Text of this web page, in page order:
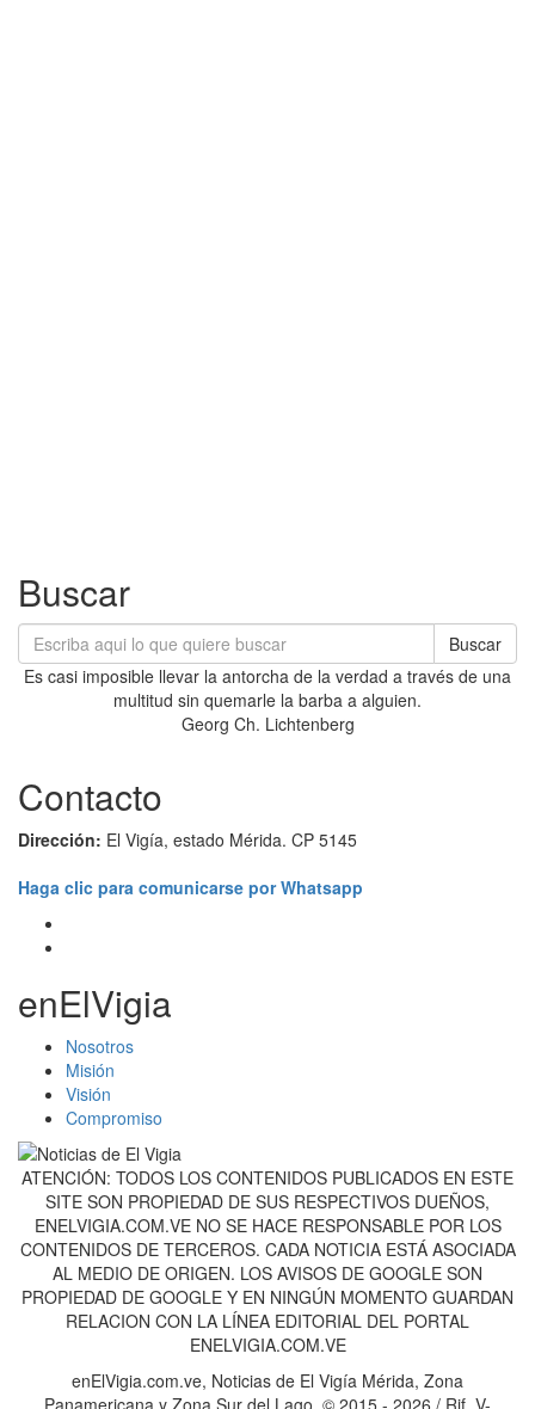
Buscar
Buscar
Es casi imposible llevar la antorcha de la verdad a través de una
multitud sin quemarle la barba a alguien.
Georg Ch. Lichtenberg
Contacto
Dirección: El Vigía, estado Mérida. CP 5145
Haga clic para comunicarse por Whatsapp
enElVigia
Nosotros
Misión
Visión
Compromiso
ATENCIÓN: TODOS LOS CONTENIDOS PUBLICADOS EN ESTE
SITE SON PROPIEDAD DE SUS RESPECTIVOS DUEÑOS,
ENELVIGIA.COM.VE NO SE HACE RESPONSABLE POR LOS
CONTENIDOS DE TERCEROS. CADA NOTICIA ESTÁ ASOCIADA
AL MEDIO DE ORIGEN. LOS AVISOS DE GOOGLE SON
PROPIEDAD DE GOOGLE Y EN NINGÚN MOMENTO GUARDAN
RELACION CON LA LÍNEA EDITORIAL DEL PORTAL
ENELVIGIA.COM.VE
enElVigia.com.ve, Noticias de El Vigía Mérida, Zona